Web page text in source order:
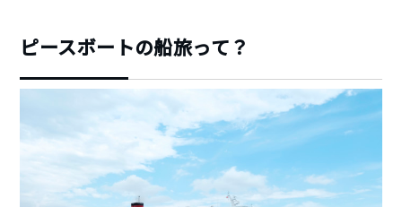
ピースボートの船旅って？